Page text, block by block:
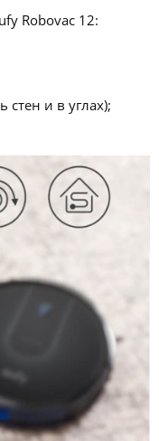
Robovac 12:
стен и в углах);